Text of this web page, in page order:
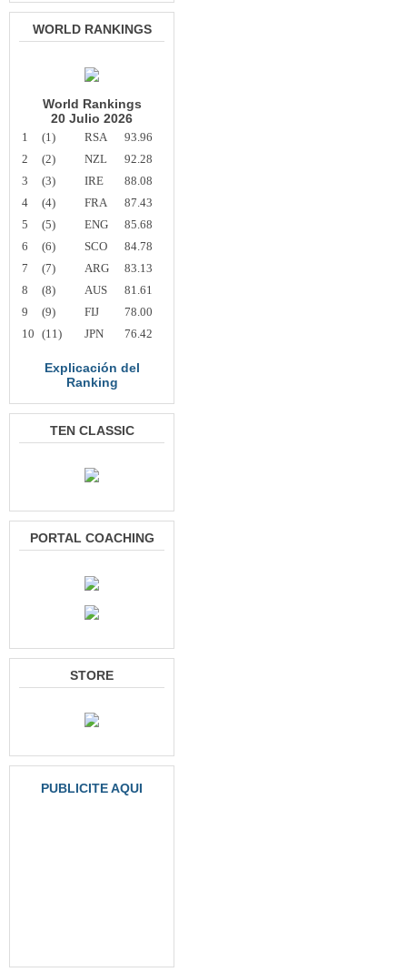
WORLD RANKINGS
World Rankings
20 Julio 2026
1 (1) RSA
93.96
2
(2) NZL
92.28
3
(3) IRE
88.08
4
(4) FRA
87.43
5
(5) ENG
85.68
6
(6) SCO
84.78
7
(7) ARG
83.13
8
(8) AUS
81.61
9
(9) FIJ
78.00
10 (11) JPN 76.42
Explicación del
Ranking
TEN CLASSIC
PORTAL COACHING
STORE
PUBLICITE AQUI